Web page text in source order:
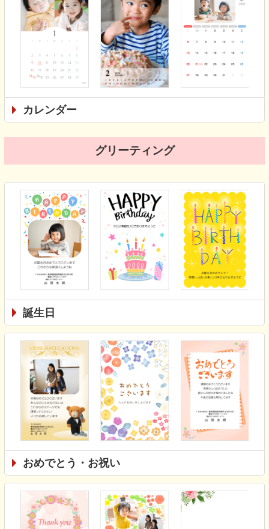
カレンダー
グリーティング
誕生日
おめでとう・お祝い